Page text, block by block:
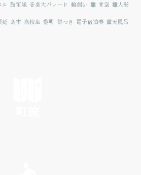
ル 鼓笛隊 音楽大パレード 鵜飼い 雛 青空 雛人形
延 鳥市 高校生 黎明 餅つき 電子宿泊券 露天風呂